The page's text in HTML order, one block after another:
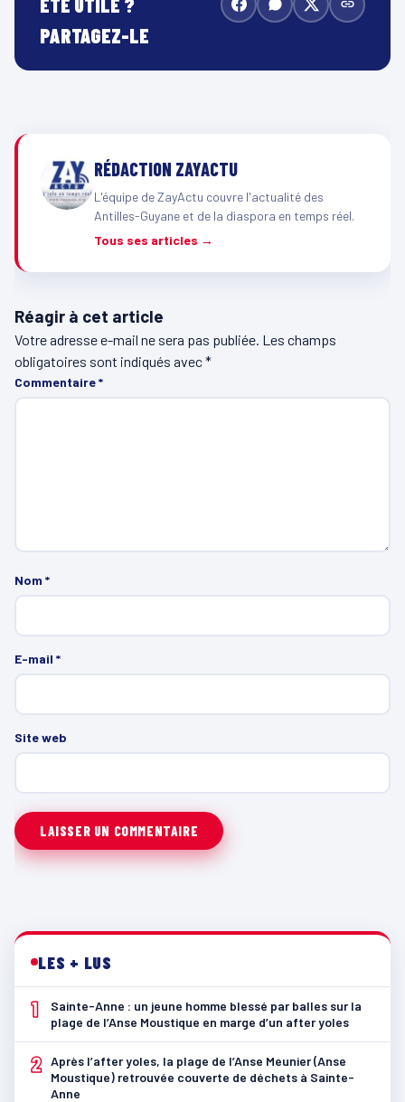
PARTAGEZ-LE
RÉDACTION ZAYACTU
L'équipe de ZayActu couvre l'actualité des
Antilles-Guyane et de la diaspora en temps réel.
Tous ses articles →
Réagir à cet article
Votre adresse e-mail ne sera pas publiée. Les champs
obligatoires sont indiqués avec*
Commentaire*
Nom *
E-mail *
Site web
LES + LUS
1
Sainte-Anne : un jeune homme blessé par balles sur la
plage de l’Anse Moustique en marge d’un after yoles
2 Après l’after yoles, la plage de l’Anse Meunier (Anse
Moustique) retrouvée couverte de déchets à Sainte-
Anne